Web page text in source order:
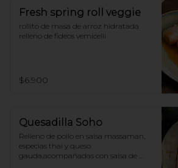
Fresh spring roll veggie
rollito de masa de arroz hidratada
relleno de fideos vemicelli
$6.900
Quesadilla Soho
Relleno de pollo en salsa massaman,
especias thai y queso
gauda,acompañadas con salsa de